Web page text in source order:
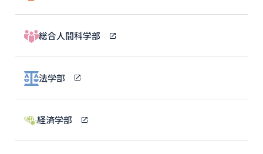
総合人間科学部
法学部
経済学部